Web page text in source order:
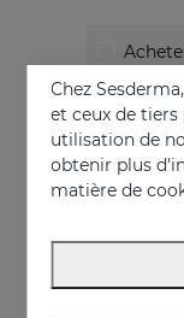
26.95 €
Chez
et ceux de
utilisation de
obtenir plus
matière de